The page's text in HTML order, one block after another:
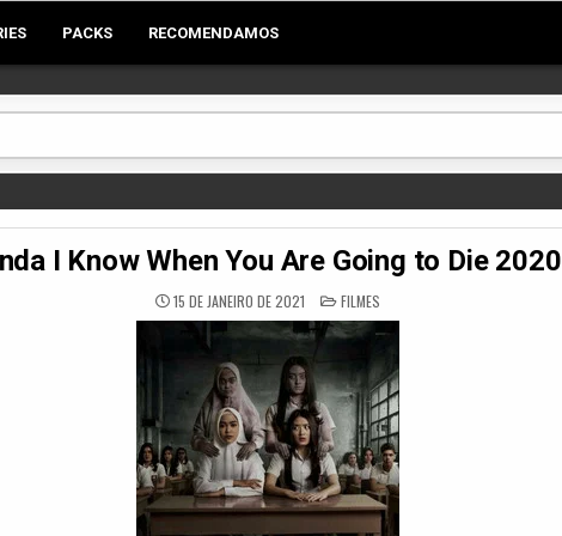
PACKS RECOMENDAMOS
I Know When You Are Going to Die 2020
15 DE JANEIRO DE 2021 POSTED
IN
FILMES